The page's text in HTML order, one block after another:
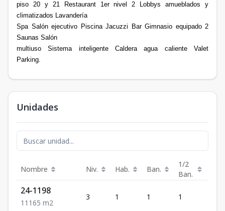
piso 20 y 21 Restaurant 1er nivel 2 Lobbys amueblados y
climatizados Lavandería
Spa Salón ejecutivo Piscina Jacuzzi Bar Gimnasio equipado 2
Saunas Salón
multiuso Sistema inteligente Caldera agua caliente Valet
Parking.
Unidades
Nombre Niv. Hab. Ban.
1/2
Ban.
24-1198
1 1 1 65 m2
3 1 1 1